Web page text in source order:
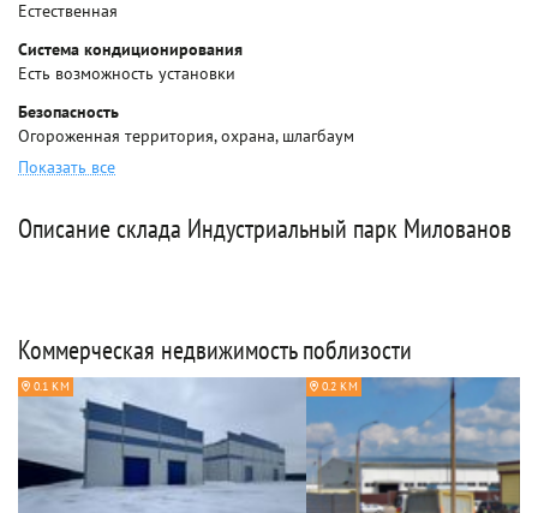
Естественная
Система кондиционирования
Есть возможность установки
Безопасность
Огороженная территория, охрана, шлагбаум
Показать все
Описание склада Индустриальный парк Милованов
Коммерческая недвижимость поблизости
0.1 КМ 0.2 КМ